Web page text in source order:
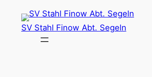
Inhalt
SV Stahl Finow Abt. Segeln